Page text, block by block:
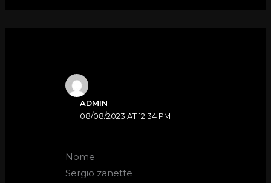
ADMIN
08/08/2023 AT 12:34 PM
Nome
Sergio zanette